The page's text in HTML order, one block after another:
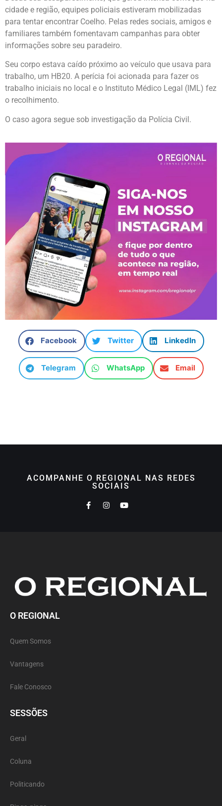
cidade e região, equipes policiais estiveram mobilizadas
para tentar encontrar Coelho. Pelas redes sociais, amigos e
familiares também fomentavam campanhas para obter
informações sobre seu paradeiro.
Seu corpo estava caído próximo ao veículo que usava para
trabalho, um HB20. A perícia foi acionada para fazer os
trabalho iniciais no local e o Instituto Médico Legal (IML) fez
o recolhimento.
O caso agora segue sob investigação da Polícia Civil.
Facebook Twitter LinkedIn
Telegram WhatsApp Email
ACOMPANHE O REGIONAL NAS REDES
SOCIAIS
O REGIONAL
Quem Somos
Vantagens
Fale Conosco
SESSÕES
Geral
Coluna
Politicando